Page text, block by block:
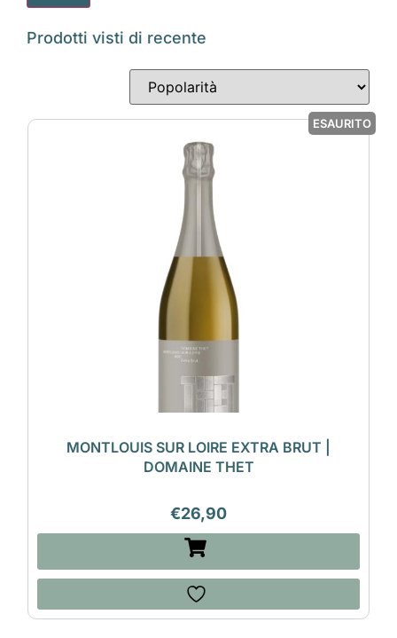
Prodotti visti di recente
ESAURITO
MONTLOUIS SUR LOIRE EXTRA BRUT |
DOMAINE THET
€26,90